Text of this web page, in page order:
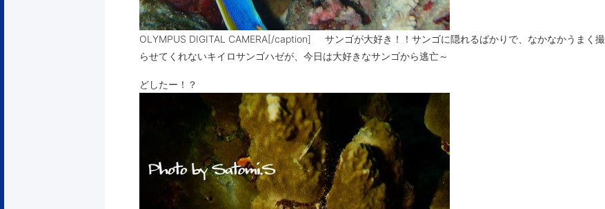
OLYMPUS DIGITAL CAMERA[/caption] サンゴが大好き！！サンゴに隠れるばかりで、なかなかうまく撮
らせてくれないキイロサンゴハゼが、今日は大好きなサンゴから逃亡～
どしたー！？